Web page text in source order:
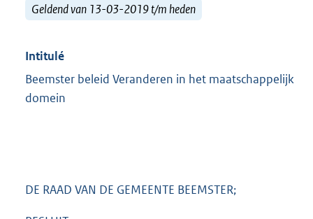
Geldend van 13-03-2019 t/m heden
Intitulé
Beemster beleid Veranderen in het maatschappelijk
domein
DE RAAD VAN DE GEMEENTE BEEMSTER;